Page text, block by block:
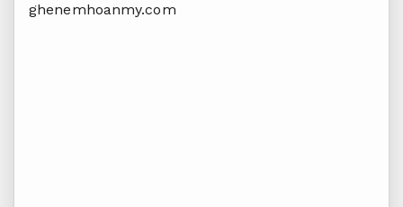
ghenemhoanmy.com